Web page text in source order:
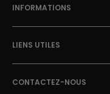
INFORMATIONS
À Propos
Blog Street Art
Politique de Retour
Mentions Légales & CGU
LIENS UTILES
FAQ
Avis clients
CONTACTEZ-NOUS